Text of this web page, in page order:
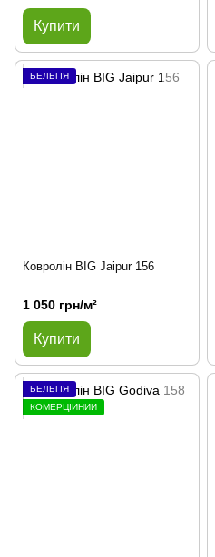
Купити
БЕЛЬГІЯ
Ковролін BIG Jaipur 156
1 050 грн/м²
Купити
БЕЛЬГІЯ
КОМЕРЦІЙНИЙ